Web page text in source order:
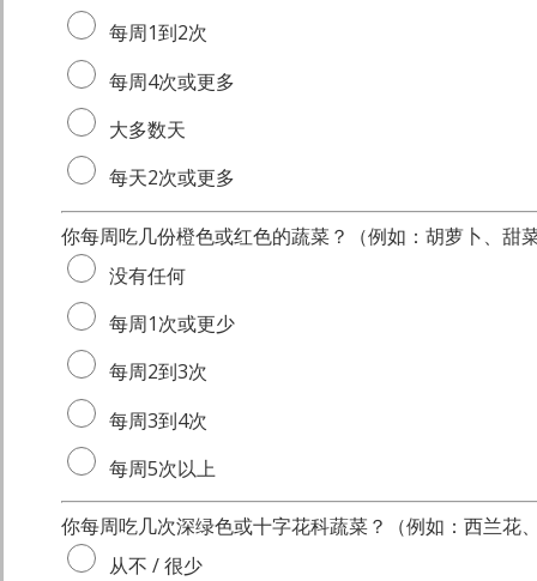
每周1到2次
每周4次或更多
大多数天
每天2次或更多
你每周吃几份橙色或红色的蔬菜？（例如：胡萝卜、甜
没有任何
每周1次或更少
每周2到3次
每周3到4次
每周5次以上
你每周吃几次深绿色或十字花科蔬菜？（例如：西兰花
从不 / 很少